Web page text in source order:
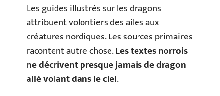
Les guides illustrés sur les dragons
attribuent volontiers des ailes aux
créatures nordiques. Les sources primaires
racontent autre chose.Les textes norrois
ne décrivent presque jamais de dragon
ailé volant dans le ciel.